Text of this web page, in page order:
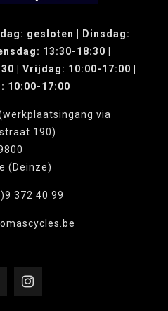
gesloten | Dinsdag:
13:30-18:30 |
| Vrijdag: 10:00-17:00 |
10:00-17:00
via
190)
(Deinze)
372 40 99